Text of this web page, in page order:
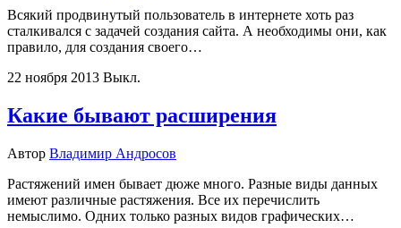
Всякий продвинутый пользователь в интернете хоть раз
сталкивался с задачей создания сайта. А необходимы они, как
правило, для создания своего…
22 ноября 2013 Выкл.
Какие бывают расширения
Автор Владимир Андросов
Растяжений имен бывает дюже много. Разные виды данных
имеют различные растяжения. Все их перечислить
немыслимо. Одних только разных видов графических…